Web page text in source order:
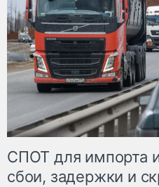
СПОТ для импорта
сбои, задержки и